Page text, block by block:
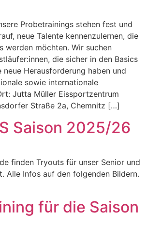
Probetrainings stehen fest und
neue Talente kennenzulernen, die
werden möchten. Wir suchen
die sicher in den Basics
neue Herausforderung haben und
sowie internationale
Jutta Müller Eissportzentrum
Straße 2a, Chemnitz […]
Saison 2025/26
finden Tryouts für unser Senior und
Alle Infos auf den folgenden Bildern.
für die Saison